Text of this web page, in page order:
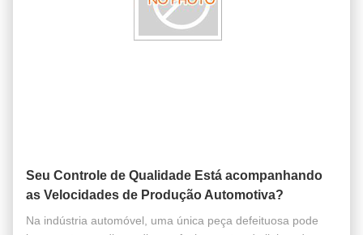
Seu Controle de Qualidade Está acompanhando
as Velocidades de Produção Automotiva?
Na indústria automóvel, uma única peça defeituosa pode